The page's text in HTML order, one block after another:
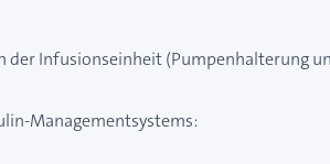
der Infusionseinheit (Pumpenhalterung
Managementsystems: